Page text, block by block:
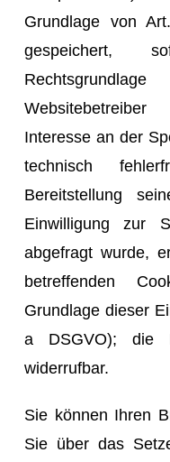
Grundlage von
gespeichert,
Interesse an der
technisch
Bereitstellung
Einwilligung zur
abgefragt wurde,
betreffenden
Grundlage dieser
a DSGVO); die
widerrufbar.
Sie können Ihren
Sie über das